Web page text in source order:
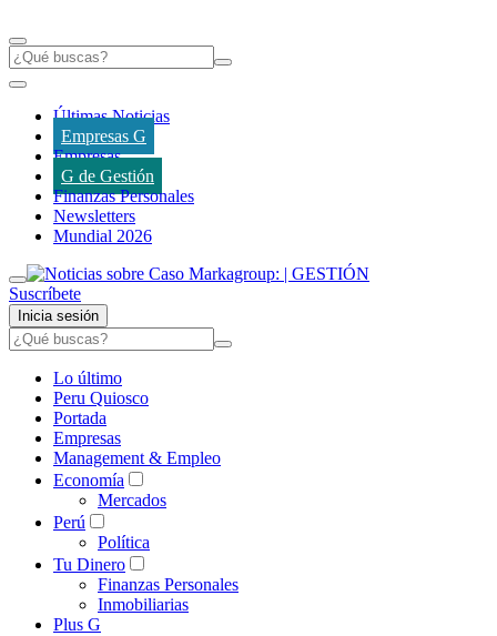
Últimas Noticias
Empresas G
Empresas
G de Gestión
Finanzas Personales
Newsletters
Mundial 2026
Suscríbete
Inicia sesión
Lo último
Peru Quiosco
Portada
Empresas
Management & Empleo
Economía
Mercados
Perú
Política
Tu Dinero
Finanzas Personales
Inmobiliarias
Plus G